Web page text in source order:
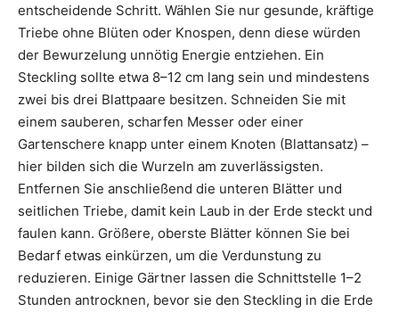
entscheidende Schritt. Wählen Sie nur gesunde, kräftige
Triebe ohne Blüten oder Knospen, denn diese würden
der Bewurzelung unnötig Energie entziehen. Ein
Steckling sollte etwa 8–12 cm lang sein und mindestens
zwei bis drei Blattpaare besitzen. Schneiden Sie mit
einem sauberen, scharfen Messer oder einer
Gartenschere knapp unter einem Knoten (Blattansatz) –
hier bilden sich die Wurzeln am zuverlässigsten.
Entfernen Sie anschließend die unteren Blätter und
seitlichen Triebe, damit kein Laub in der Erde steckt und
faulen kann. Größere, oberste Blätter können Sie bei
Bedarf etwas einkürzen, um die Verdunstung zu
reduzieren. Einige Gärtner lassen die Schnittstelle 1–2
Stunden antrocknen, bevor sie den Steckling in die Erde